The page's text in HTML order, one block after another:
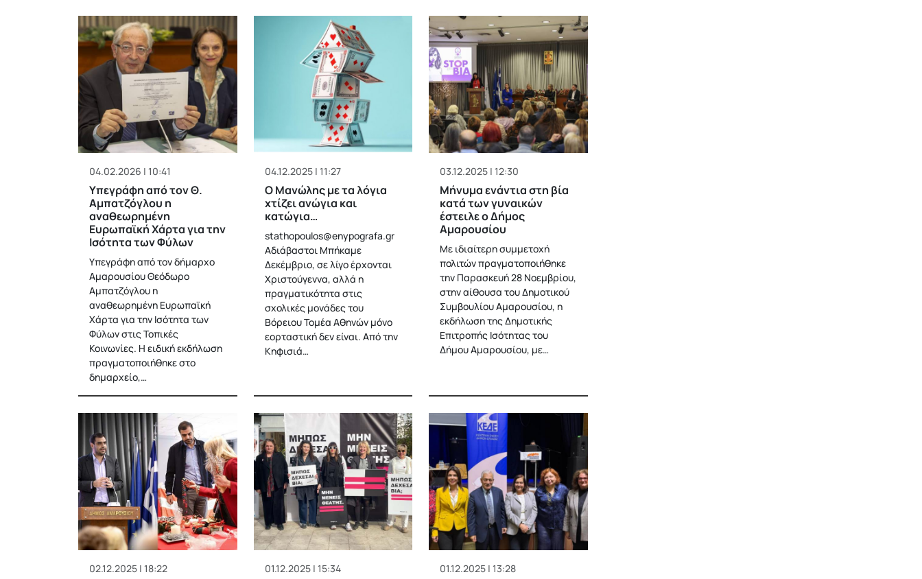
04.02.2026 | 10:41
Υπεγράφη από τον Θ.
Αμπατζόγλου η
αναθεωρημένη
Ευρωπαϊκή Χάρτα για την
Ισότητα των Φύλων
Υπεγράφη από τον δήμαρχο
Αμαρουσίου Θεόδωρο
Αμπατζόγλου η
αναθεωρημένη Ευρωπαϊκή
Χάρτα για την Ισότητα των
Φύλων στις Τοπικές
Κοινωνίες. Η ειδική εκδήλωση
πραγματοποιήθηκε στο
δημαρχείο,…
04.12.2025 | 11:27
Ο Μανώλης με τα λόγια
χτίζει ανώγια και
κατώγια…
stathopoulos@enypografa.gr
Αδιάβαστοι Μπήκαμε
Δεκέμβριο, σε λίγο έρχονται
Χριστούγεννα, αλλά η
πραγματικότητα στις
σχολικές μονάδες του
Βόρειου Τομέα Αθηνών μόνο
εορταστική δεν είναι. Από την
Κηφισιά…
03.12.2025 | 12:30
Μήνυμα ενάντια στη βία
κατά των γυναικών
έστειλε ο Δήμος
Αμαρουσίου
Με ιδιαίτερη συμμετοχή
πολιτών πραγματοποιήθηκε
την Παρασκευή 28 Νοεμβρίου,
στην αίθουσα του Δημοτικού
Συμβουλίου Αμαρουσίου, η
εκδήλωση της Δημοτικής
Επιτροπής Ισότητας του
Δήμου Αμαρουσίου, με…
02.12.2025 | 18:22 01.12.2025 | 15:34 01.12.2025 | 13:28